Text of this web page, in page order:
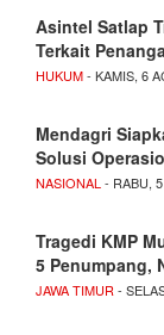
Asintel Satlap
Terkait
HUKUM- KAMIS, 6
Mendagri
Solusi
NASIONAL - RABU,
Tragedi KMP
5 Penumpang,
JAWA TIMUR -